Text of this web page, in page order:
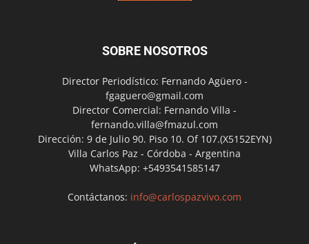
SOBRE NOSOTROS
Director Periodístico: Fernando Agüero -
fgaguero@gmail.com
Director Comercial: Fernando Villa -
fernando.villa@fmazul.com
Dirección: 9 de Julio 90. Piso 10. Of 107.(X5152EYN)
Villa Carlos Paz - Córdoba - Argentina
WhatsApp: +5493541585147
Contáctanos: info@carlospazvivo.com